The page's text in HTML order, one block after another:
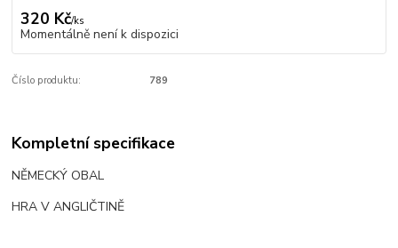
320 Kč/ks
Momentálně není k dispozici
Číslo produktu: 789
Kompletní specifikace
NĚMECKÝ OBAL
HRA V ANGLIČTINĚ